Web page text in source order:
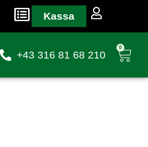
Kassa
+43 316 81 68 210
0